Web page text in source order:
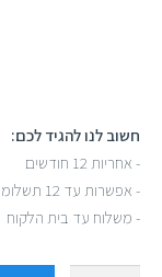
חשוב לנו להגיד לכם:
- אחריות 12 חודשים
- אפשרות עד 12 תשלומים (עד 3 תשלומים ללא ריבית}
- משלוח עד בית הלקוח